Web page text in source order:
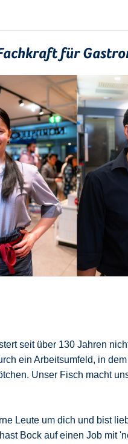
für
seit über 130 Jahren
ein Arbeitsumfeld, in
Unser Fisch macht
Leute um dich und bist
Bock auf einen Job mit